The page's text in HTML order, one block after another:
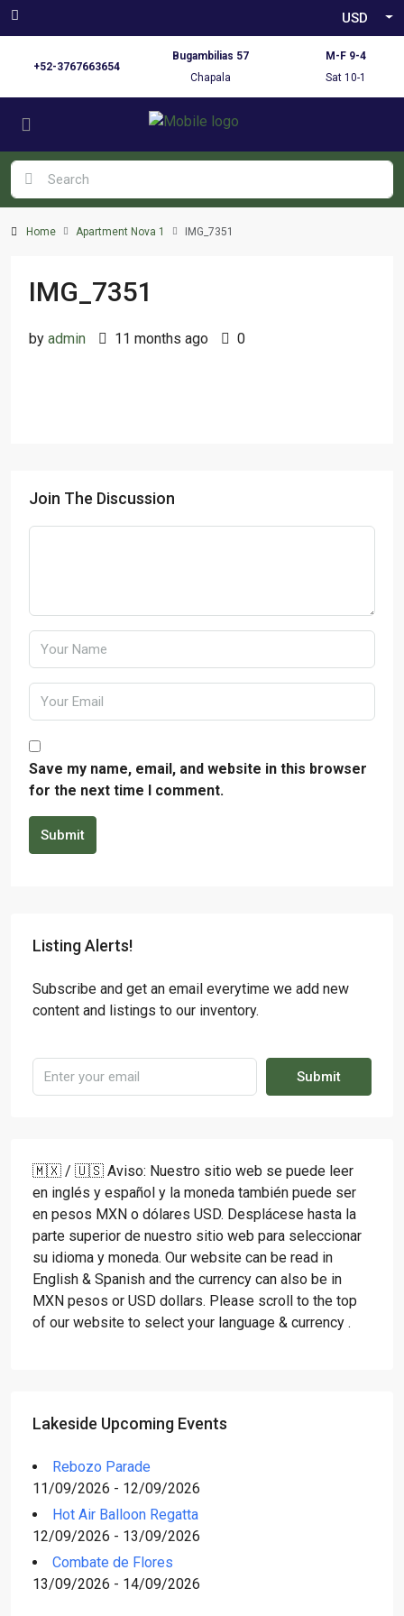
USD
+52-3767663654
Bugambilias 57
Chapala
M-F 9-4
Sat 10-1
Home Apartment Nova 1 IMG_7351
IMG_7351
by admin 11 months ago 0
Join The Discussion
Save my name, email, and website in this browser
for the next time I comment.
Submit
Listing Alerts!
Subscribe and get an email everytime we add new
content and listings to our inventory.
Submit
🇲🇽 / 🇺🇸 Aviso: Nuestro sitio web se puede leer
en inglés y español y la moneda también puede ser
en pesos MXN o dólares USD. Desplácese hasta la
parte superior de nuestro sitio web para seleccionar
su idioma y moneda. Our website can be read in
English & Spanish and the currency can also be in
MXN pesos or USD dollars. Please scroll to the top
of our website to select your language & currency .
Lakeside Upcoming Events
Rebozo Parade
11/09/2026 - 12/09/2026
Hot Air Balloon Regatta
12/09/2026 - 13/09/2026
Combate de Flores
13/09/2026 - 14/09/2026